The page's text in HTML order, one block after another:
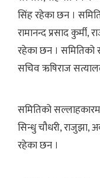
सिंह रहेका छन ।
रामानन्द प्रसाद कुर्मी,
रहेका छन । समितिको
सचिव ऋषिराज
समितिको
सिन्धु चौधरी, राजुझा,
रहेका छन ।